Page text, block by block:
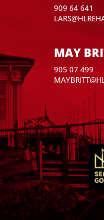
909 64 641
MAY
905 07 499